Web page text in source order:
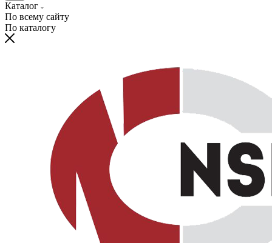
Каталог
По всему сайту
По каталогу